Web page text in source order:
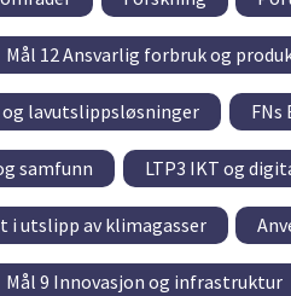
Mål 12 Ansvarlig forbruk og
lavutslippsløsninger
samfunn LTP3 IKT og
i utslipp av klimagasser
Mål 9 Innovasjon og infrastruktur